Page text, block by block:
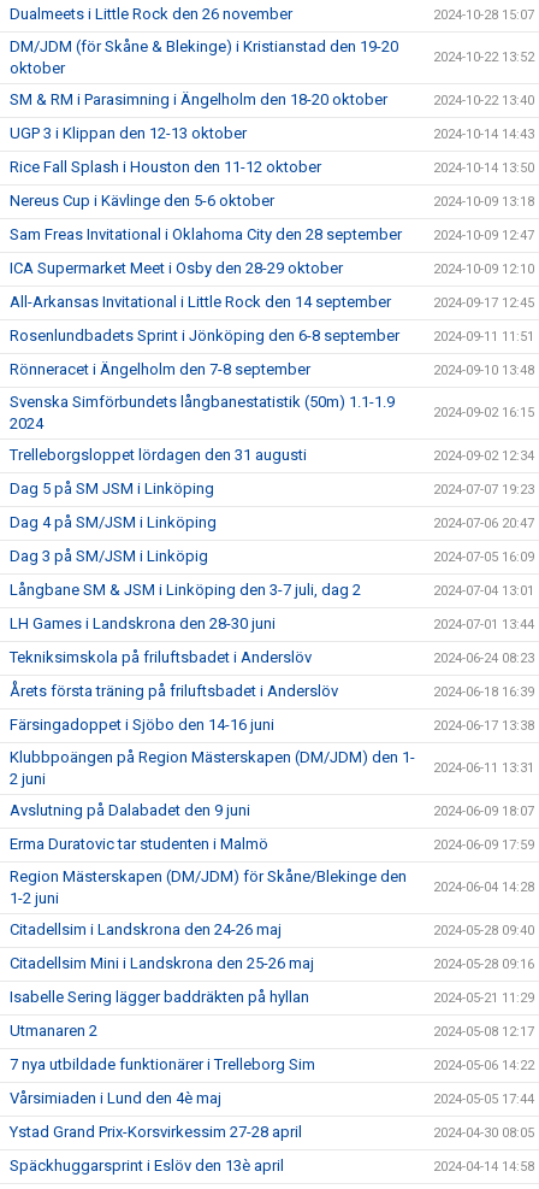
Dualmeets i Little Rock den 26 november 2024-10-28 15:07
DM/JDM (för Skåne & Blekinge) i Kristianstad den 19-20
oktober
2024-10-22 13:52
SM & RM i Parasimning i Ängelholm den 18-20 oktober 2024-10-22 13:40
UGP 3 i Klippan den 12-13 oktober 2024-10-14 14:43
Rice Fall Splash i Houston den 11-12 oktober 2024-10-14 13:50
Nereus Cup i Kävlinge den 5-6 oktober 2024-10-09 13:18
Sam Freas Invitational i Oklahoma City den 28 september 2024-10-09 12:47
ICA Supermarket Meet i Osby den 28-29 oktober 2024-10-09 12:10
All-Arkansas Invitational i Little Rock den 14 september 2024-09-17 12:45
Rosenlundbadets Sprint i Jönköping den 6-8 september 2024-09-11 11:51
Rönneracet i Ängelholm den 7-8 september 2024-09-10 13:48
Svenska Simförbundets långbanestatistik (50m) 1.1-1.9
2024
2024-09-02 16:15
Trelleborgsloppet lördagen den 31 augusti 2024-09-02 12:34
Dag 5 på SM JSM i Linköping 2024-07-07 19:23
Dag 4 på SM/JSM i Linköping 2024-07-06 20:47
Dag 3 på SM/JSM i Linköpig 2024-07-05 16:09
Långbane SM & JSM i Linköping den 3-7 juli, dag 2 2024-07-04 13:01
LH Games i Landskrona den 28-30 juni 2024-07-01 13:44
Tekniksimskola på friluftsbadet i Anderslöv 2024-06-24 08:23
Årets första träning på friluftsbadet i Anderslöv 2024-06-18 16:39
Färsingadoppet i Sjöbo den 14-16 juni 2024-06-17 13:38
Klubbpoängen på Region Mästerskapen (DM/JDM) den 1-
2 juni
2024-06-11 13:31
Avslutning på Dalabadet den 9 juni 2024-06-09 18:07
Erma Duratovic tar studenten i Malmö 2024-06-09 17:59
Region Mästerskapen (DM/JDM) för Skåne/Blekinge den
1-2 juni
2024-06-04 14:28
Citadellsim i Landskrona den 24-26 maj 2024-05-28 09:40
Citadellsim Mini i Landskrona den 25-26 maj 2024-05-28 09:16
Isabelle Sering lägger baddräkten på hyllan 2024-05-21 11:29
Utmanaren 2 2024-05-08 12:17
7 nya utbildade funktionärer i Trelleborg Sim 2024-05-06 14:22
Vårsimiaden i Lund den 4è maj 2024-05-05 17:44
Ystad Grand Prix-Korsvirkessim 27-28 april 2024-04-30 08:05
Späckhuggarsprint i Eslöv den 13è april 2024-04-14 14:58